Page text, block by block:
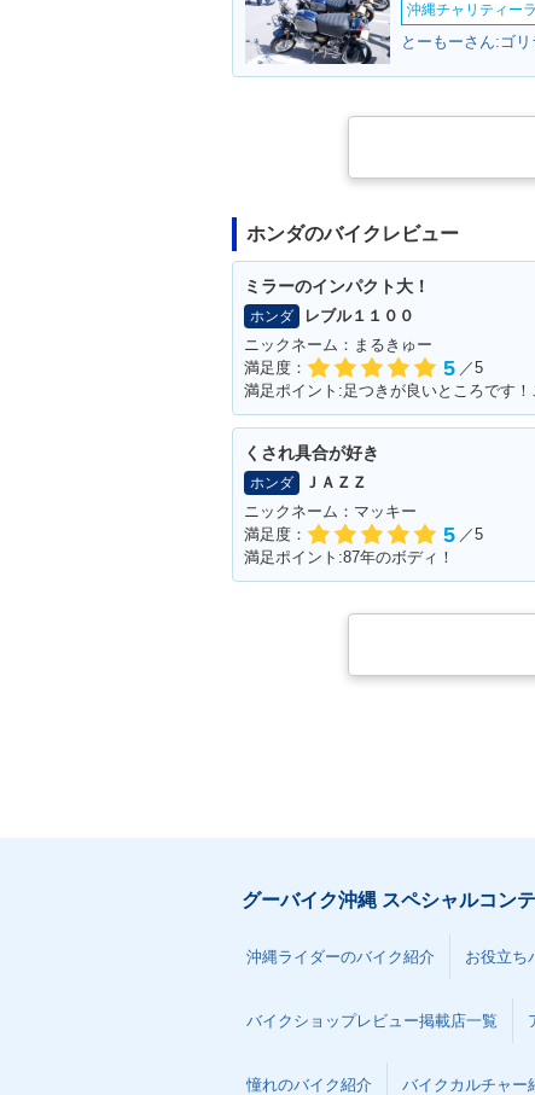
FOUR HYPER VTEC R
2010年 CB400 SUPER
FOUR HYPER VTEC R
evo ABS・カラーチェン
ジ
2010年
FOUR
2000年 CB400 SUPER
1999年
沖縄チャリティー
とーもーさん:ゴ
ホンダのバイクレビュー
ミラーのインパクト大！
ホンダ
レブル１１００
ニックネーム：まるきゅー
満足度：
5 ／5
くされ具合が好き
ホンダ
ＪＡＺＺ
ニックネーム：マッキー
満足度：
5 ／5
満足ポイント:87年のボディ！
グーバイク沖縄 スペシャルコン
沖縄ライダーのバイク紹介 お役立ち
バイクショップレビュー掲載店一覧
憧れのバイク紹介 バイクカルチャー